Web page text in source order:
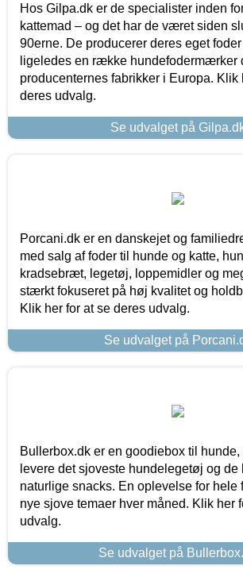
Hos Gilpa.dk er de specialister inden
kattemad – og det har de været siden
90erne. De producerer deres eget
ligeledes en række hundefodermærker
producenternes fabrikker i Europa. Klik
deres udvalg.
Se udvalget på
Porcani.dk er en danskejet og
med salg af foder til hunde og katte,
kradsebræt, legetøj, loppemidler og
stærkt fokuseret på høj kvalitet og
Klik her for at se deres udvalg.
Se udvalget på
Bullerbox.dk er en goodiebox til
levere det sjoveste hundelegetøj og
naturlige snacks. En oplevelse for hele
nye sjove temaer hver måned. Klik her
udvalg.
Se udvalget på